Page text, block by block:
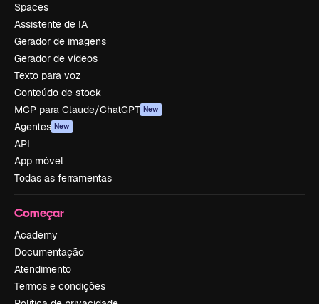
Spaces
Assistente de IA
Gerador de imagens
Gerador de vídeos
Texto para voz
Conteúdo de stock
MCP para Claude/ChatGPT New
Agentes New
API
App móvel
Todas as ferramentas
Começar
Academy
Documentação
Atendimento
Termos e condições